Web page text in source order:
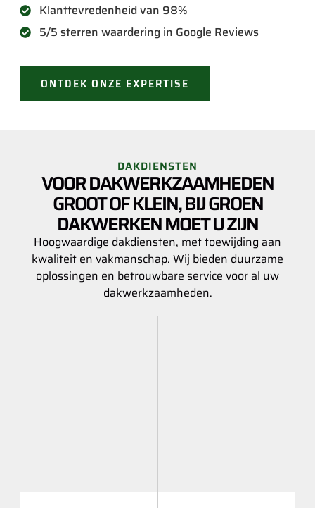
Klanttevredenheid van 98%
5/5 sterren waardering in Google Reviews
ONTDEK ONZE EXPERTISE
DAKDIENSTEN
VOOR DAKWERKZAAMHEDEN
GROOT OF KLEIN, BIJ GROEN
DAKWERKEN MOET U ZIJN
Hoogwaardige dakdiensten, met toewijding aan
kwaliteit en vakmanschap. Wij bieden duurzame
oplossingen en betrouwbare service voor al uw
dakwerkzaamheden.